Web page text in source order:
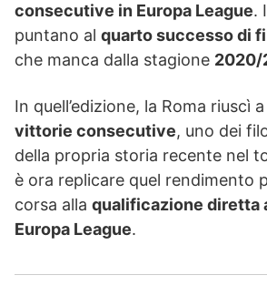
consecutive in Europa League.
puntano al quarto successo di
che manca dalla stagione 2020/
In quell’edizione, la Roma riuscì
vittorie consecutive, uno dei
della propria storia recente nel
è ora replicare quel rendimento
corsa alla qualificazione diretta
Europa League.